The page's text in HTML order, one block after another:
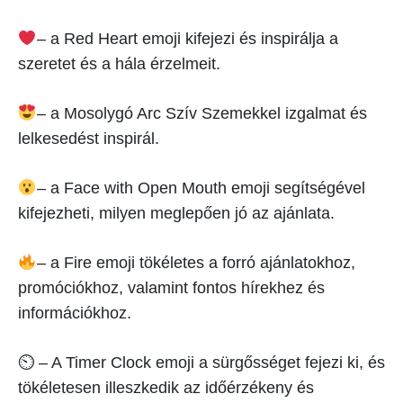
– a Red Heart emoji kifejezi és inspirálja a
szeretet és a hála érzelmeit.
– a Mosolygó Arc Szív Szemekkel izgalmat és
lelkesedést inspirál.
– a Face with Open Mouth emoji segítségével
kifejezheti, milyen meglepően jó az ajánlata.
– a Fire emoji tökéletes a forró ajánlatokhoz,
promóciókhoz, valamint fontos hírekhez és
információkhoz.
⏲ – A Timer Clock emoji a sürgősséget fejezi ki, és
tökéletesen illeszkedik az időérzékeny és